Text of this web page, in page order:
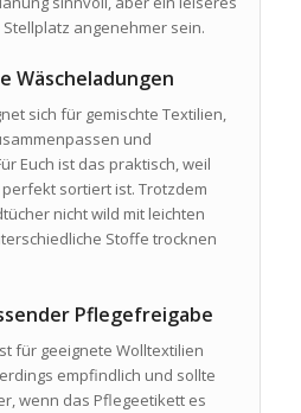
angenehmer sein.
Wäscheladungen
sich für gemischte Textilien,
und
Euch ist das praktisch, weil
sortiert ist. Trotzdem
nicht wild mit leichten
Stoffe trocknen
Pflegefreigabe
für geeignete Wolltextilien
empfindlich und sollte
wenn das Pflegeetikett es